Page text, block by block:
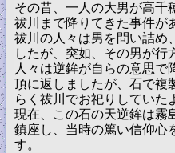
その昔、一人の大男が高千
祓川まで降りてきた事件が
祓川の人々は男を問い詰め
したが、突如、その男が行
人々は逆鉾が自らの意思で
頂に返しましたが、石で複
らく祓川でお祀りしていた
現在、この石の天逆鉾は霧
鎮座し、当時の篤い信仰心
す。